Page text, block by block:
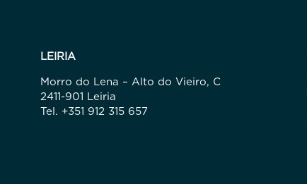
LEIRIA
Morro do Lena – Alto do Vieiro, C
2411-901 Leiria
Tel. +351 912 315 657